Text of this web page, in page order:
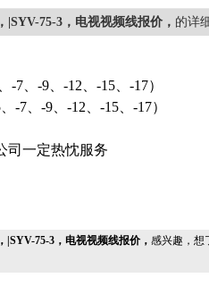
|SYV-75-3，电视视频线报价， 的详
7、-9、-12、-15、-17）
-7、-9、-12、-15、-17）
司一定热忱服务
|SYV-75-3，电视视频线报价， 感兴趣，想